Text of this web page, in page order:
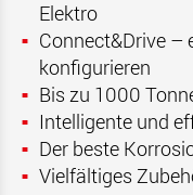
Elektro
Connect&Drive –
konfigurieren
Bis zu 1000
Intelligente und
Der beste
Vielfältiges